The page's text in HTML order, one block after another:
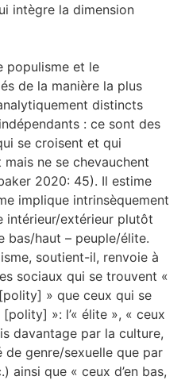
intègre la dimension
populisme et le
de la manière la plus
distincts
: ce sont des
se croisent et qui
mais ne se chevauchent
2020: 45). Il estime
implique intrinsèquement
intérieur/extérieur plutôt
bas/haut – peuple/élite.
soutient-il, renvoie à
sociaux qui se trouvent «
» que ceux qui se
»: l’« élite », « ceux
davantage par la culture,
de genre/sexuelle que par
ainsi que « ceux d’en bas,